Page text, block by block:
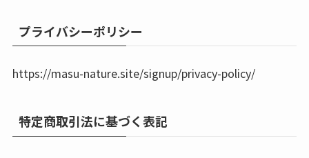
プライバシーポリシー
https://masu-nature.site/signup/privacy-policy/
特定商取引法に基づく表記